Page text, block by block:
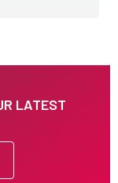
LATEST